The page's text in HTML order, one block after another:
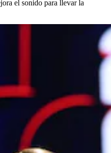
el sonido para llevar la